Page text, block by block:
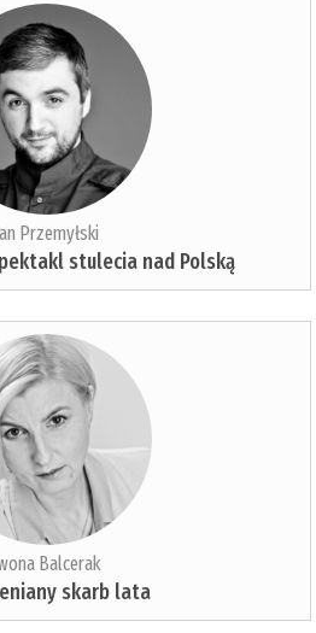
Przemyłski
stulecia nad Polską
Balcerak
skarb lata